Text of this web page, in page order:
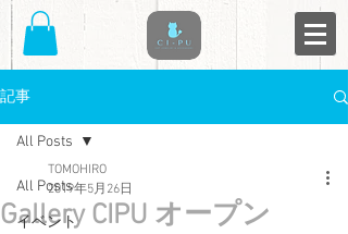
記事
All Posts
イベント
All Posts
Gallery CIPU オープン
TOMOHIRO
2019年5月26日